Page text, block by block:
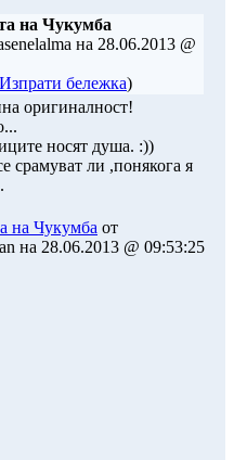
на Чукумба
на 28.06.2013 @
Изпрати бележка)
оригиналност!
носят душа. :))
срамуват ли ,понякога я
на Чукумба от
на 28.06.2013 @ 09:53:25